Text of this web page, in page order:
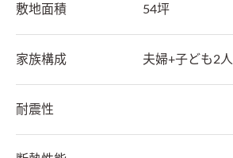
敷地面積 54坪
家族構成 夫婦+子ども2人
耐震性